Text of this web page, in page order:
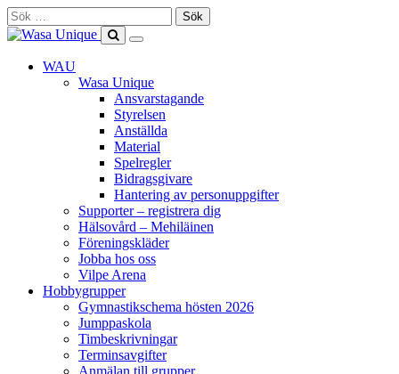
Skip
to
content
Sök
efter:
Search
site
Show
WAU
Wasa Unique
Ansvarstagande
Styrelsen
Anställda
Material
Spelregler
Bidragsgivare
Hantering av personuppgifter
Supporter – registrera dig
Hälsovård – Mehiläinen
Föreningskläder
Jobba hos oss
Vilpe Arena
Hobbygrupper
Gymnastikschema hösten 2026
Jumppaskola
Timbeskrivningar
Terminsavgifter
Anmälan till grupper